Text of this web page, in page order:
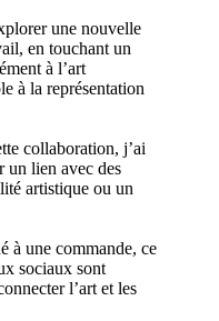
une nouvelle
en touchant un
à l’art
à la représentation
collaboration, j’ai
un lien avec des
artistique ou un
à une commande, ce
sociaux sont
l’art et les